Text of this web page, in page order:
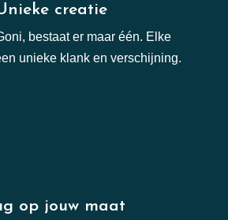
creatie
bestaat er maar één. Elke
unieke klank en verschijning.
op jouw maat